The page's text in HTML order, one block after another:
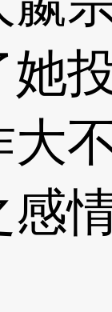
大
感